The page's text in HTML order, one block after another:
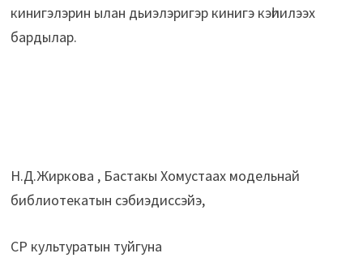
кинигэлэрин ылан дьиэлэригэр кинигэ кэһиилээх
бардылар.
Н.Д.Жиркова , Бастакы Хомустаах модельнай
библиотекатын сэбиэдиссэйэ,
СР культуратын туйгуна